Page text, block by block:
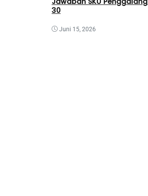
30
Juni 15, 2026